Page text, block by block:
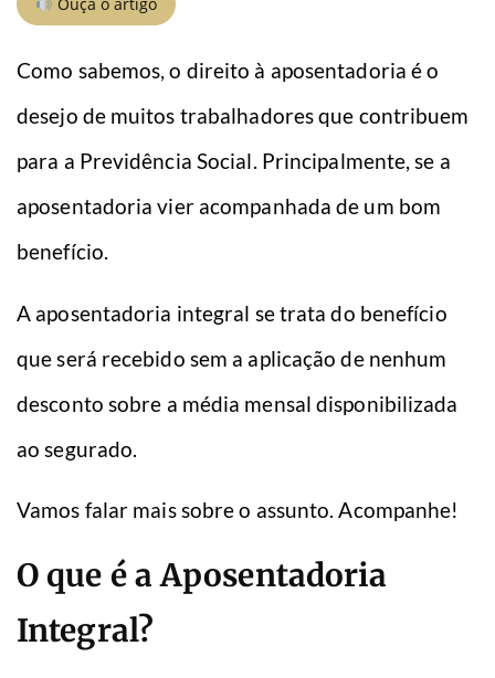
Como sabemos, o direito à aposentadoria é o
desejo de muitos trabalhadores que contribuem
para a Previdência Social. Principalmente, se a
aposentadoria vier acompanhada de um bom
benefício.
A aposentadoria integral se trata do benefício
que será recebido sem a aplicação de nenhum
desconto sobre a média mensal disponibilizada
ao segurado.
Vamos falar mais sobre o assunto. Acompanhe!
O que é a Aposentadoria
Integral?